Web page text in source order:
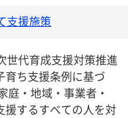
支援施策
世代育成支援対策推進
育ち支援条例に基づ
庭・地域・事業者・
援するすべての人を対